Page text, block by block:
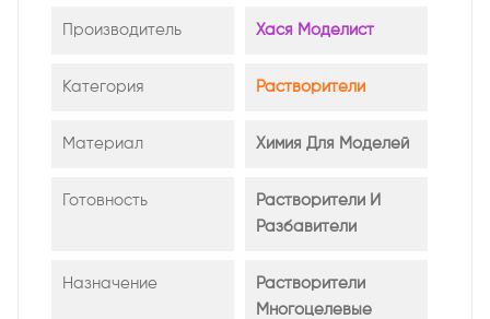
Производитель Хася Моделист
Категория Растворители
Материал Химия Для Моделей
Готовность
Растворители И
Разбавители
Назначение
Растворители
Многоцелевые